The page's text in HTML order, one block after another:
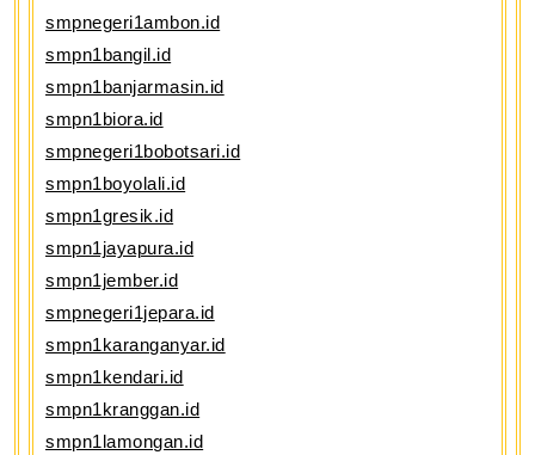
smpnegeri1ambon.id
smpn1bangil.id
smpn1banjarmasin.id
smpn1biora.id
smpnegeri1bobotsari.id
smpn1boyolali.id
smpn1gresik.id
smpn1jayapura.id
smpn1jember.id
smpnegeri1jepara.id
smpn1karanganyar.id
smpn1kendari.id
smpn1kranggan.id
smpn1lamongan.id